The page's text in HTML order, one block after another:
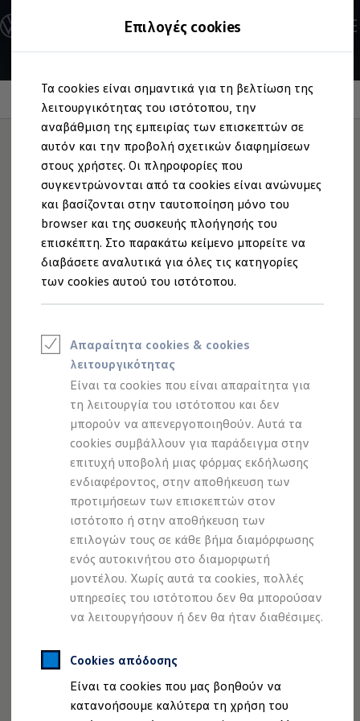
Επιλογές cookies
Τα cookies είναι σημαντικά για τη βελτίωση της
λειτουργικότητας του ιστότοπου, την
αναβάθμιση της εμπειρίας των επισκεπτών σε
αυτόν και την προβολή σχετικών διαφημίσεων
στους χρήστες. Οι πληροφορίες που
συγκεντρώνονται από τα cookies είναι ανώνυμες
και βασίζονται στην ταυτοποίηση μόνο του
browser και της συσκευής πλοήγησής του
επισκέπτη. Στο παρακάτω κείμενο μπορείτε να
διαβάσετε αναλυτικά για όλες τις κατηγορίες
των cookies αυτού του ιστότοπου.
Απαραίτητα cookies & cookies
λειτουργικότητας
Είναι τα cookies που είναι απαραίτητα για
τη λειτουργία του ιστότοπου και δεν
μπορούν να απενεργοποιηθούν. Αυτά τα
cookies συμβάλλουν για παράδειγμα στην
επιτυχή υποβολή μιας φόρμας εκδήλωσης
ενδιαφέροντος, στην αποθήκευση των
προτιμήσεων των επισκεπτών στον
ιστότοπο ή στην αποθήκευση των
επιλογών τους σε κάθε βήμα διαμόρφωσης
ενός αυτοκινήτου στο διαμορφωτή
μοντέλου. Χωρίς αυτά τα cookies, πολλές
υπηρεσίες του ιστότοπου δεν θα μπορούσαν
να λειτουργήσουν ή δεν θα ήταν διαθέσιμες.
Cookies απόδοσης
Είναι τα cookies που μας βοηθούν να
κατανοήσουμε καλύτερα τη χρήση του
στο
περιεχόμενο
στο
footer
Ανακαλύψτε τα Μοντέλα
Διαμορφώστε το Volkswagen σας
Επαγγελματικά Οχήματα Volkswagen
Ηλεκτρικά & eHybrid μοντέλα
Ηλεκτρικά μοντέλα
ID.3 Neo
Νέο ID. Polo
ID.4
ID.4 GTX
ID.5
ID.5 GTX
ID.7
ID.7 GTX
ID. Buzz
ID. Buzz Cargo
ID. CROSS
eHybrid μοντέλα
Golf GTE
Νέο Tayron ehybrid
e-Tools για ηλεκτρικά αυτοκίνητα
Προσομοιωτής αυτονομίας
Προσομοιωτής χρόνου φόρτισης
Προσομοιωτής κόστους φόρτισης
ID. Ενημερώσεις λογισμικού
We Charge - Υπηρεσία Φόρτισης
Εύρεση δημόσιων σημείων φόρτισης
ID. Charger
Ενημέρωση ID.
Πλατφόρμα MEB
Μύθοι & Αλήθειες για την ηλεκτροκίνηση
Πού μπορώ να φορτίσω;
Πόσο μακριά μπορώ να φτάσω;
Πώς μπορώ να πληρώσω;
Πώς μπορώ να φορτίσω;
Η αντλία θερμότητας στα ID.
Η λειτουργία ανάκτησης ενέργειας κατά την
Το σύστημα πέδησης στα ID.
Διαθέσιμα νέα και μεταχειρισμένα αυτοκίνητα
Διαθέσιμα νέα αυτοκίνητα
Χρηματοδότηση και Leasing
Volkswagen Easy Living
Χρηματοδότηση Auto Credit
Χρηματοδότηση Classic Credit
Καινοτόμες Τεχνολογίες
Προβολείς IQ.LIGHT HD-Matrix
Φωτίζει,εκεί που
πραγματικά χρειάζεται